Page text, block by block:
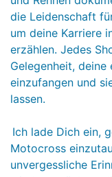
die Leidenschaft
um deine Karriere
erzählen. Jedes
Gelegenheit,
einzufangen und
lassen.
Ich lade Dich ein,
Motocross
unvergessliche